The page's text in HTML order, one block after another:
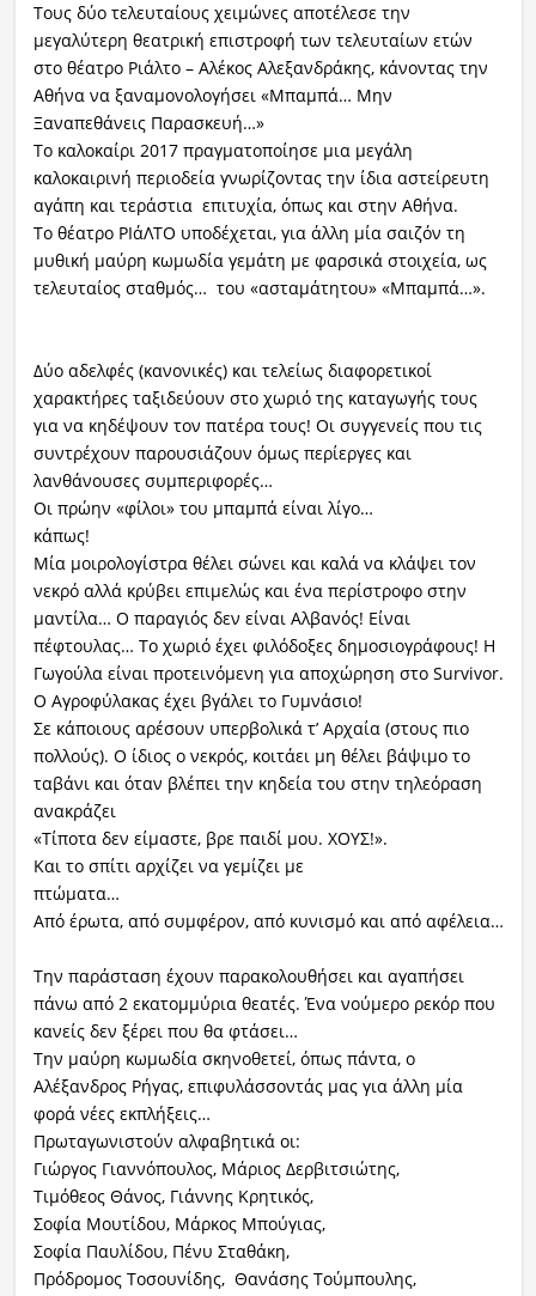
Τους δύο τελευταίους χειμώνες αποτέλεσε την
μεγαλύτερη θεατρική επιστροφή των τελευταίων ετών
στο θέατρο Ριάλτο – Αλέκος Αλεξανδράκης, κάνοντας την
Αθήνα να ξαναμονολογήσει «Μπαμπά… Μην
Ξαναπεθάνεις Παρασκευή…»
Το καλοκαίρι 2017 πραγματοποίησε μια μεγάλη
καλοκαιρινή περιοδεία γνωρίζοντας την ίδια αστείρευτη
αγάπη και τεράστια επιτυχία, όπως και στην Αθήνα.
Το θέατρο ΡΙάΛΤΟ υποδέχεται, για άλλη μία σαιζόν τη
μυθική μαύρη κωμωδία γεμάτη με φαρσικά στοιχεία, ως
τελευταίος σταθμός… του «ασταμάτητου» «Μπαμπά…».
Δύο αδελφές (κανονικές) και τελείως διαφορετικοί
χαρακτήρες ταξιδεύουν στο χωριό της καταγωγής τους
για να κηδέψουν τον πατέρα τους! Οι συγγενείς που τις
συντρέχουν παρουσιάζουν όμως περίεργες και
λανθάνουσες συμπεριφορές…
Οι πρώην «φίλοι» του μπαμπά είναι λίγο…
κάπως!
Μία μοιρολογίστρα θέλει σώνει και καλά να κλάψει τον
νεκρό αλλά κρύβει επιμελώς και ένα περίστροφο στην
μαντίλα… Ο παραγιός δεν είναι Αλβανός! Είναι
πέφτουλας… Το χωριό έχει φιλόδοξες δημοσιογράφους! Η
Γωγούλα είναι προτεινόμενη για αποχώρηση στο Survivor.
Ο Αγροφύλακας έχει βγάλει το Γυμνάσιο!
Σε κάποιους αρέσουν υπερβολικά τ’ Αρχαία (στους πιο
πολλούς). Ο ίδιος ο νεκρός, κοιτάει μη θέλει βάψιμο το
ταβάνι και όταν βλέπει την κηδεία του στην τηλεόραση
ανακράζει
«Τίποτα δεν είμαστε, βρε παιδί μου. ΧΟΥΣ!».
Και το σπίτι αρχίζει να γεμίζει με
πτώματα…
Από έρωτα, από συμφέρον, από κυνισμό και από αφέλεια…
Την παράσταση έχουν παρακολουθήσει και αγαπήσει
πάνω από 2 εκατομμύρια θεατές. Ένα νούμερο ρεκόρ που
κανείς δεν ξέρει που θα φτάσει…
Την μαύρη κωμωδία σκηνοθετεί, όπως πάντα, ο
Αλέξανδρος Ρήγας, επιφυλάσσοντάς μας για άλλη μία
φορά νέες εκπλήξεις…
Πρωταγωνιστούν αλφαβητικά οι:
Γιώργος Γιαννόπουλος, Μάριος Δερβιτσιώτης,
Τιμόθεος Θάνος, Γιάννης Κρητικός,
Σοφία Μουτίδου, Μάρκος Μπούγιας,
Σοφία Παυλίδου, Πένυ Σταθάκη,
Πρόδρομος Τοσουνίδης, Θανάσης Τούμπουλης,